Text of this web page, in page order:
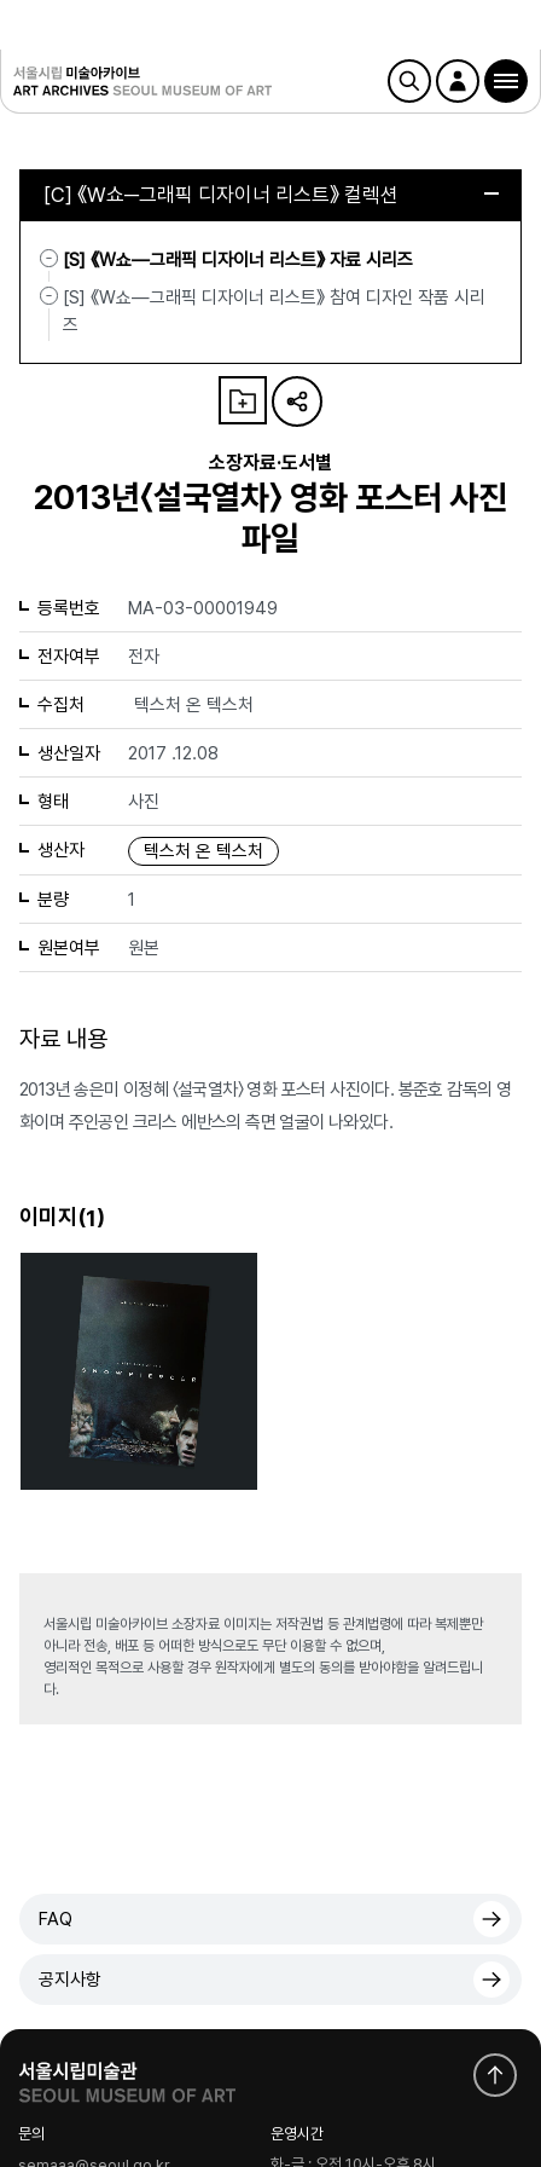
[C] 《W쇼─그래픽 디자이너 리스트》 컬렉션
[S] 《W쇼—그래픽 디자이너 리스트》 자료 시리즈
[S] 《W쇼—그래픽 디자이너 리스트》 참여 디자인 작품 시리
즈
소장자료·도서별
2013년〈설국열차〉 영화 포스터 사진
파일
등록번호 MA-03-00001949
전자여부 전자
수집처 텍스처 온 텍스처
생산일자 2017 .12.08
형태 사진
생산자 텍스처 온 텍스처
분량 1
원본여부 원본
자료 내용
2013년 송은미 이정혜 〈설국열차〉 영화 포스터 사진이다. 봉준호 감독의 영
화이며 주인공인 크리스 에반스의 측면 얼굴이 나와있다.
이미지(1)
서울시립 미술아카이브 소장자료 이미지는 저작권법 등 관계법령에 따라 복제뿐만
아니라 전송, 배포 등 어떠한 방식으로도 무단 이용할 수 없으며,
영리적인 목적으로 사용할 경우 원작자에게 별도의 동의를 받아야함을 알려드립니
다.
FAQ
공지사항
문의
운영시간